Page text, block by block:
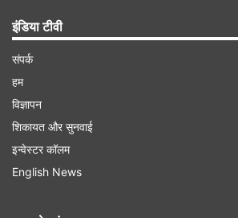
इंडिया टीवी
संपर्क
हम
विज्ञापन
शिकायत और सुनवाई
इन्वेस्टर कॉलम
English News